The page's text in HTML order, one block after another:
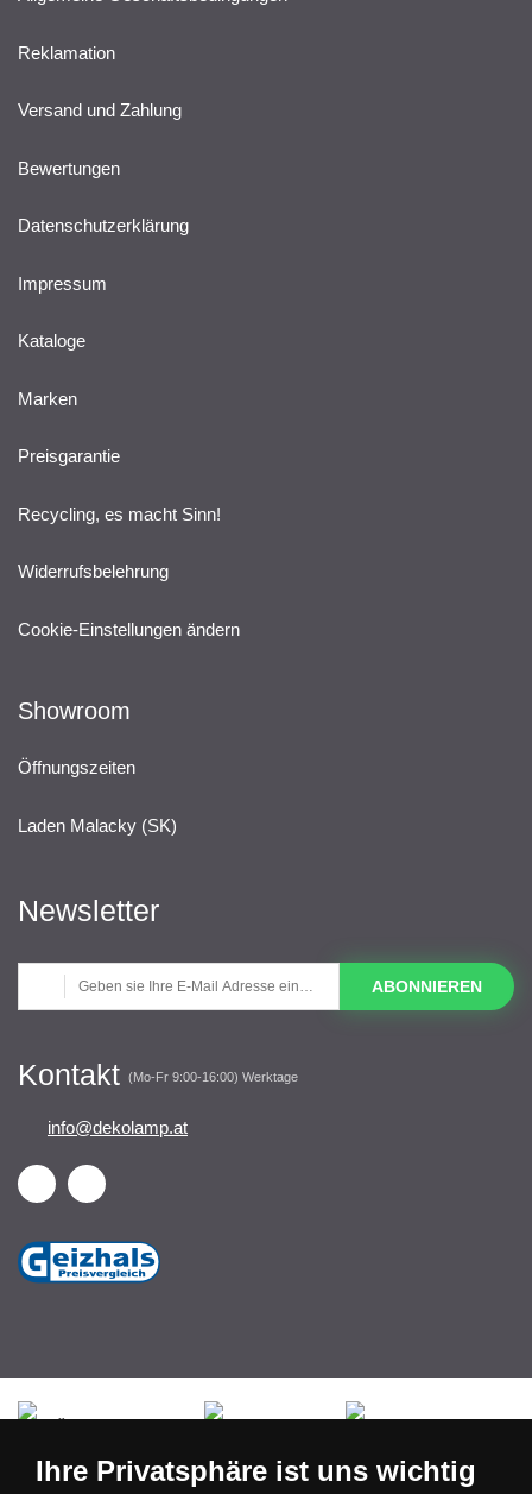
Reklamation
Versand und Zahlung
Bewertungen
Datenschutzerklärung
Impressum
Kataloge
Marken
Preisgarantie
Recycling, es macht Sinn!
Widerrufsbelehrung
Cookie-Einstellungen ändern
Showroom
Öffnungszeiten
Laden Malacky (SK)
Newsletter
ABONNIEREN
Kontakt (Mo-Fr 9:00-16:00) Werktage
info@dekolamp.at
Ihre Privatsphäre ist uns wichtig